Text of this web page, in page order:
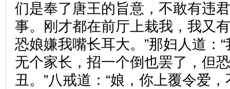
们是奉了唐王的旨意，不敢有违
事。刚才都在前厅上栽我，我又
恐娘嫌我嘴长耳大。”那妇人道：
无个家长，招一个倒也罢了，但
丑。”八戒道：“娘，你上覆令爱